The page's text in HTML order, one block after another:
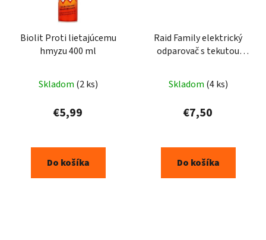
Biolit Proti lietajúcemu
hmyzu 400 ml
Skladom (2 ks)
€5,99
Do košíka
Raid Family elektrický
odparovač s tekutou
Skladom (4 ks)
€7,50
Do košíka